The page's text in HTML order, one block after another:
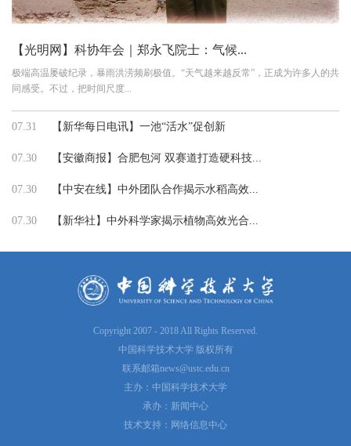
【光明网】科协年会｜郑永飞院士：气候...
极端高温屡破纪录，暴雨洪涝频刷极值。“天气越来越反常”，正成为许多人的共
同感受。不过，把时间尺度...
07.31 【新华每日电讯】一池“活水”促创新
07.30 【安徽商报】合肥包河 双赛道打造硬科技...
07.30 【中安在线】中外团队合作揭示水稻高效...
07.30 【新华社】中外科学家揭示植物高效光合...
Copyright 2007 - 2018 All Rights Reserved.
中国科学技术大学 版权所有
联系邮箱news@ustc.edu.cn
主办：中国科学技术大学
承办：新闻中心
技术支持：网络信息中心